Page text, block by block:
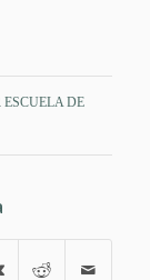
ESCUELA DE